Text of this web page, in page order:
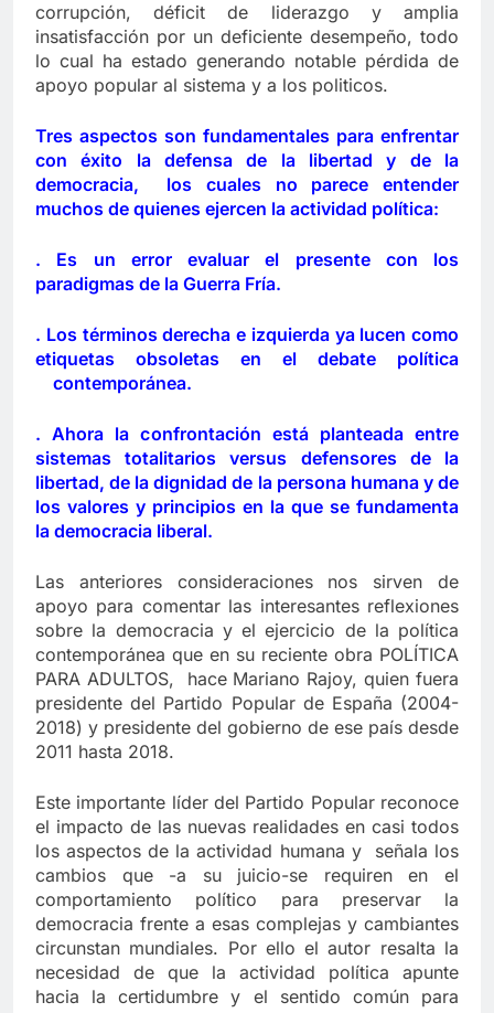
corrupción, déficit de liderazgo y amplia
insatisfacción por un deficiente desempeño, todo
lo cual ha estado generando notable pérdida de
apoyo popular al sistema y a los politicos.
Tres aspectos son fundamentales para enfrentar
con éxito la defensa de la libertad y de la
democracia, los cuales no parece entender
muchos de quienes ejercen la actividad política:
. Es un error evaluar el presente con los
paradigmas de la Guerra Fría.
. Los términos derecha e izquierda ya lucen como
etiquetas obsoletas en el debate política
contemporánea.
. Ahora la confrontación está planteada entre
sistemas totalitarios versus defensores de la
libertad, de la dignidad de la persona humana y de
los valores y principios en la que se fundamenta
la democracia liberal.
Las anteriores consideraciones nos sirven de
apoyo para comentar las interesantes reflexiones
sobre la democracia y el ejercicio de la política
contemporánea que en su reciente obra POLÍTICA
PARA ADULTOS, hace Mariano Rajoy, quien fuera
presidente del Partido Popular de España (2004-
2018) y presidente del gobierno de ese país desde
2011 hasta 2018.
Este importante líder del Partido Popular reconoce
el impacto de las nuevas realidades en casi todos
los aspectos de la actividad humana y señala los
cambios que -a su juicio-se requiren en el
comportamiento político para preservar la
democracia frente a esas complejas y cambiantes
circunstan mundiales. Por ello el autor resalta la
necesidad de que la actividad política apunte
hacia la certidumbre y el sentido común para